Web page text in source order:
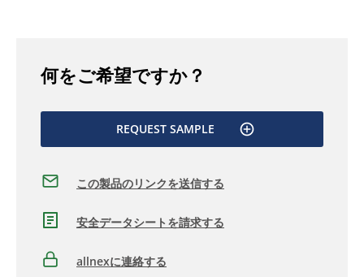
何をご希望ですか？
REQUEST SAMPLE
この製品のリンクを送信する
安全データシートを請求する
allnexに連絡する